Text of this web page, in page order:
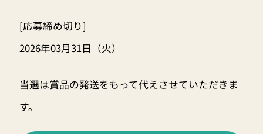
[応募締め切り]
2026年03月31日（火）
当選は賞品の発送をもって代えさせていただきま
す。